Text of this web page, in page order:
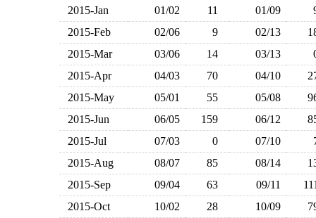
2015-Jan 01/02 11 01/09
2015-Feb
02/06 9 02/13
2015-Mar
03/06 14 03/13
2015-Apr
04/03 70 04/10
2015-May
05/01 55 05/08
2015-Jun
06/05 159 06/12
2015-Jul
07/03 0 07/10
2015-Aug
08/07 85 08/14
2015-Sep
09/04 63 09/11
2015-Oct
10/02 28 10/09